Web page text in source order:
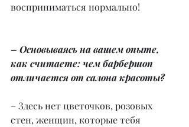
восприниматься нормально!
– Основываясь на вашем опыте,
как считаете: чем барбершоп
отличается от салона красоты?
– Здесь нет цветочков, розовых
стен, женщин, которые тебя